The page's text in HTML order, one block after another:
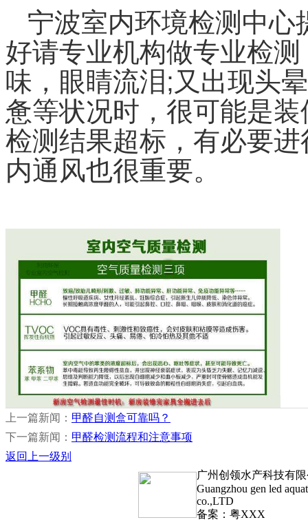
宁波室内环境检测中心
好请专业机构做专业检
味，眼睛流泪 ;又出现头
惫等状况时，很可能是
检测结果超标，有必要
内通风也很重要。
上一篇新闻： 甲醛自测盒可靠吗？
下一篇新闻： 甲醛检测流程和注意事项
返回上一级别
广州创领水产科技有
Guangzhou gen led
co.,LTD
备案：粤XXX